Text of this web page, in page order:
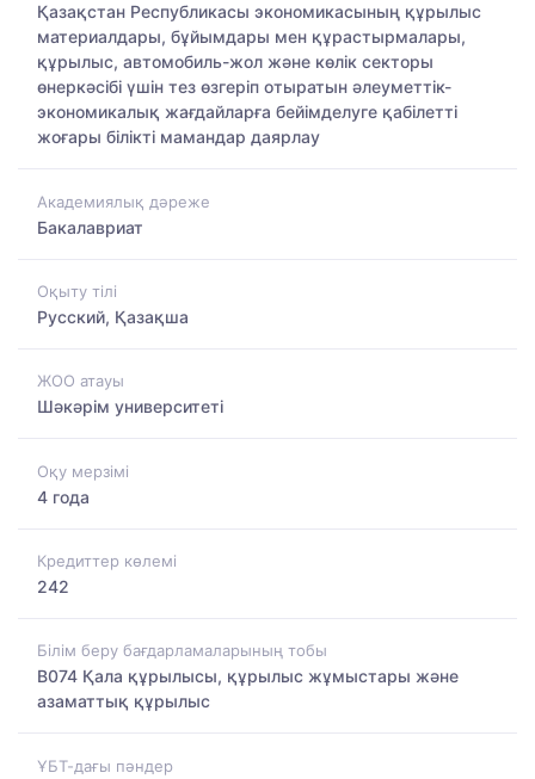
Қазақстан Республикасы экономикасының құрылыс
материалдары, бұйымдары мен құрастырмалары,
құрылыс, автомобиль-жол және көлік секторы
өнеркәсібі үшін тез өзгеріп отыратын әлеуметтік-
экономикалық жағдайларға бейімделуге қабілетті
жоғары білікті мамандар даярлау
Академиялық дәреже
Бакалавриат
Оқыту тілі
Русский, Қазақша
ЖОО атауы
Шәкәрім университеті
Оқу мерзімі
4 года
Кредиттер көлемі
242
Білім беру бағдарламаларының тобы
B074 Қала құрылысы, құрылыс жұмыстары және
азаматтық құрылыс
ҰБТ-дағы пәндер